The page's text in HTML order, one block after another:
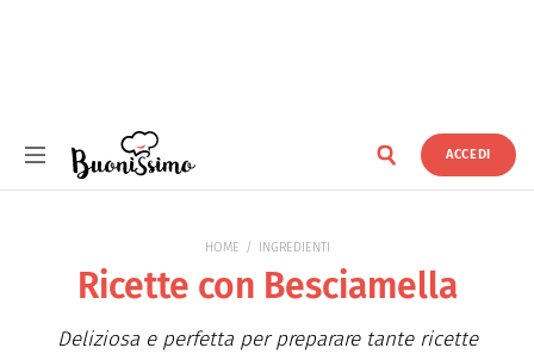
ACCEDI
HOME INGREDIENTI
Ricette con Besciamella
Deliziosa e perfetta per preparare tante ricette